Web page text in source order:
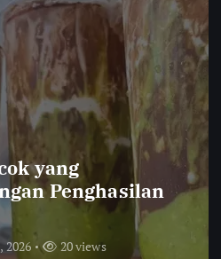
yang
Penghasilan
2026 20 views